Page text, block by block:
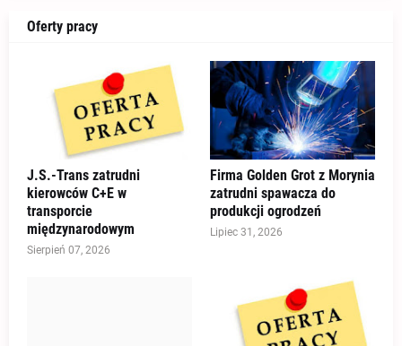
Oferty pracy
J.S.-Trans zatrudni
kierowców C+E w
transporcie
międzynarodowym
Sierpień 07, 2026
Firma Golden Grot z Morynia
zatrudni spawacza do
produkcji ogrodzeń
Lipiec 31, 2026